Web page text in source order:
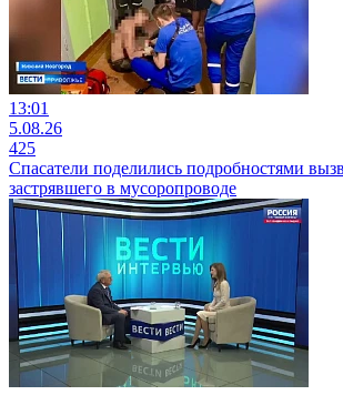
13:01
5.08.26
425
Спасатели поделились подробностями
застрявшего в мусоропроводе